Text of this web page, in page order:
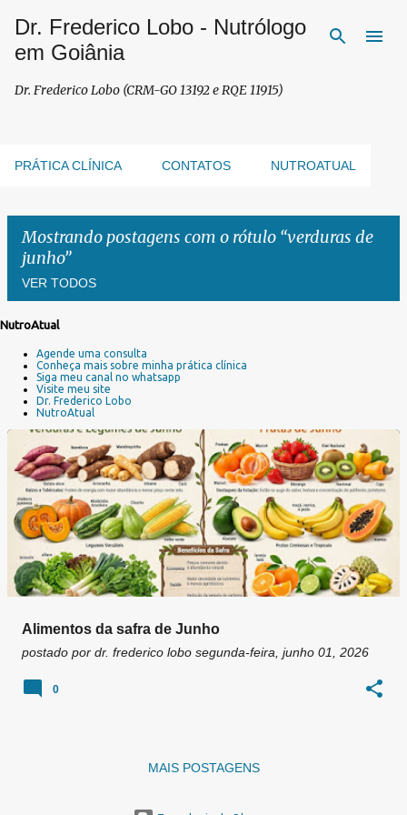
Pular para o conteúdo principal
Dr. Frederico Lobo - Nutrólogo
em Goiânia
Dr. Frederico Lobo (CRM-GO 13192 e RQE 11915)
PRÁTICA CLÍNICA CONTATOS NUTROATUAL
Mostrando postagens com o rótulo verduras de
junho
VER TODOS
g
NutroAtual
Agende uma consulta
Conheça mais sobre minha prática clínica
Siga meu canal no whatsapp
Visite meu site
Dr. Frederico Lobo
NutroAtual
Alimentos da safra de Junho
postado por dr. frederico lobo segunda-feira, junho 01, 2026
0
MAIS POSTAGENS